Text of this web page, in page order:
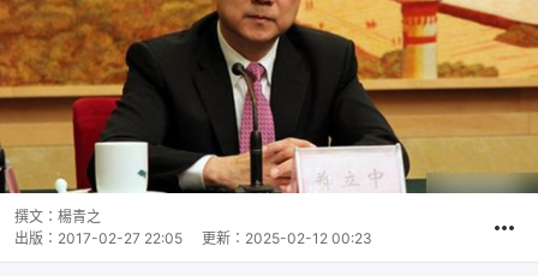
撰文： 楊青之
出版： 2017-02-27 22:05 更新： 2025-02-12 00:23